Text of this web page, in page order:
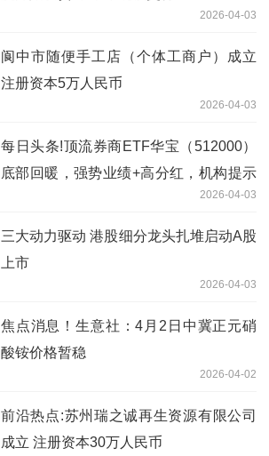
2026-04-03
阆中市随便手工店（个体工商户）成立
注册资本5万人民币
2026-04-03
每日头条!顶流券商ETF华宝（512000）
底部回暖，强势业绩+高分红，机构提示
2026-04-03
三大动力驱动 港股细分龙头扎堆启动A股
上市
2026-04-03
焦点消息！生意社：4月2日中冀正元硝
酸铵价格暂稳
2026-04-02
前沿热点:苏州瑞之诚再生资源有限公司
成立 注册资本30万人民币